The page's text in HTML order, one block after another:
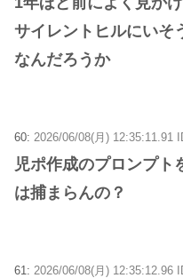
サイレントヒルにいそ
なんだろうか
60: 2026/06/08(月) 12:35:11.91
児ポ作成のプロンプト
は捕まらんの？
61: 2026/06/08(月) 12:35:12.96